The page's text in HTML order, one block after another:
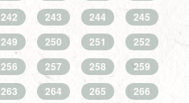
242 243 244
245
249 250 251
252
256 257 258
259
263 264 265
266